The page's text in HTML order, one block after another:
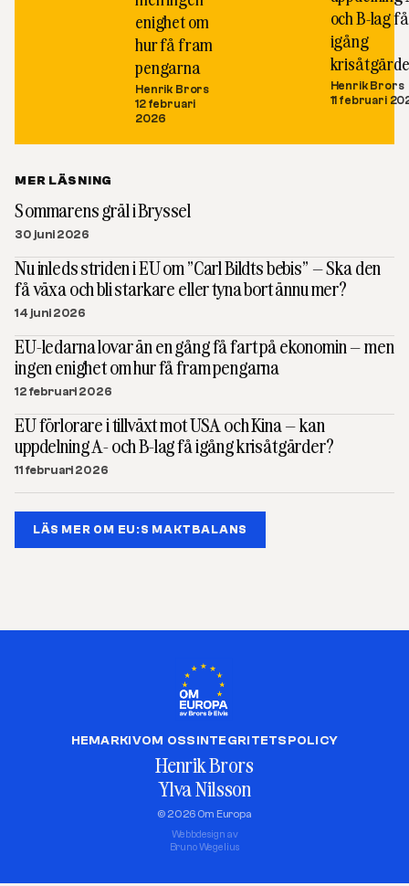
enighet om
hur få fram
pengarna
Henrik Brors
12 februari
2026
och B-lag få
igång
Henrik Brors
11 februari
MER LÄSNING
Sommarens gräl i Bryssel
30 juni 2026
Nu inleds striden i EU om ”Carl Bildts bebis” – Ska den
få växa och bli starkare eller tyna bort ännu mer?
14 juni 2026
EU-ledarna lovar än en gång få fart på ekonomin – men
ingen enighet om hur få fram pengarna
12 februari 2026
EU förlorare i tillväxt mot USA och Kina – kan
uppdelning A- och B-lag få igång krisåtgärder?
11 februari 2026
LÄS MER OM EU:S MAKTBALANS
HEMARKIVOM OSSINTEGRITETSPOLICY
Henrik Brors
Ylva Nilsson
© 2026 Om Europa
Webbdesign av
Bruno Wegelius